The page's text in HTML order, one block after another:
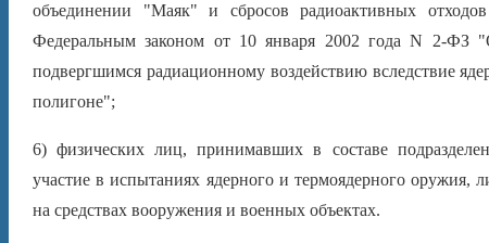
объединении "Маяк" и сбросов радиоактивных
Федеральным законом от 10 января 2002 года N 2-ФЗ
подвергшимся радиационному воздействию вследствие
полигоне";
6) физических лиц, принимавших в составе
участие в испытаниях ядерного и термоядерного оружия,
на средствах вооружения и военных объектах.